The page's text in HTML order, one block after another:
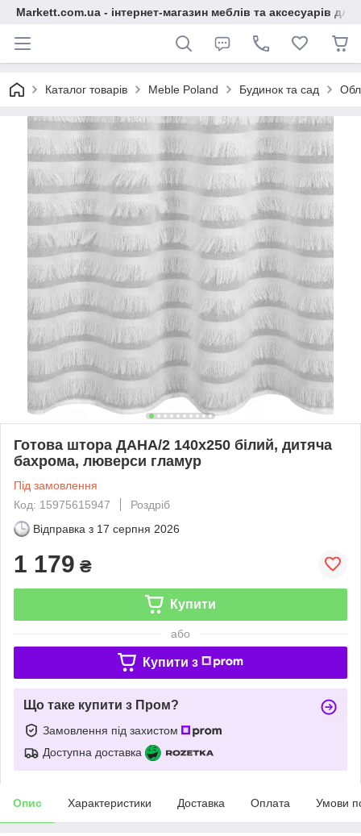
Markett.com.ua - інтернет-магазин меблів та аксесуарів для
Каталог товарів Meble Poland Будинок та сад
Готова штора ДАНА/2 140х250 білий, дитяча
бахрома, люверси гламур
Під замовлення
Код: 15975615947
Роздріб
Відправка з 17 серпня 2026
1 179 ₴
Купити
або
Купити з
Що таке купити з Пром?
Замовлення під захистом
Доступна доставка
Опис Характеристики Доставка Оплата Умови